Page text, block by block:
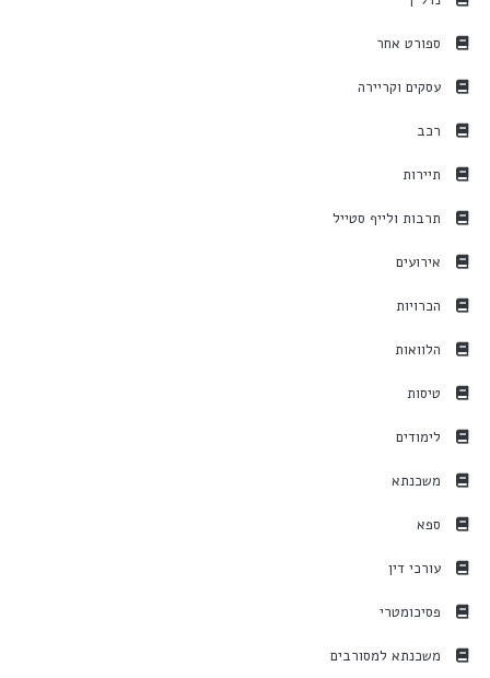
ספורט אחר
עסקים וקריירה
רכב
תיירות
תרבות ולייף סטייל
אירועים
הכרויות
הלוואות
טיסות
לימודים
משכנתא
ספא
עורכי דין
פסיכומטרי
משכנתא למסורבים